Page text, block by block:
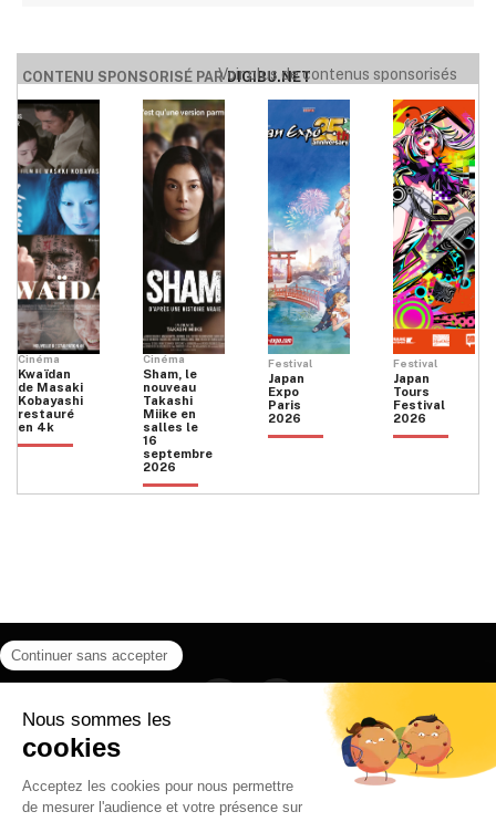
CONTENU SPONSORISÉ PARDIGIBU.NET
Voir plus de contenus sponsorisés
Cinéma
Kwaïdan
de Masaki
Kobayashi
restauré
en 4k
Cinéma
Sham, le
nouveau
Takashi
Miike en
salles le
16
septembre
2026
Festival
Japan
Expo
Paris
2026
Festival
Japan
Tours
Festival
2026
Instagram
CONTACT
POLITIQUE DE CONFIDENTIALITÉ